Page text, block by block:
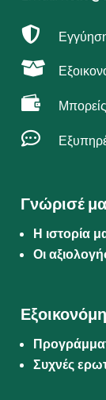




Γνώρισέ
Η ιστορία
Οι
Συχνές